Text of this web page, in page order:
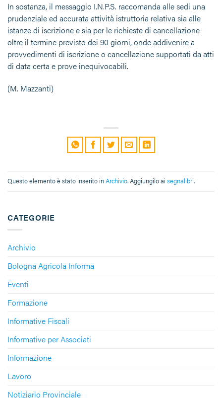
CATEGORIE
Archivio
Bologna Agricola Informa
Eventi
Formazione
Informative Fiscali
Informative per Associati
Informazione
Lavoro
Notiziario Provinciale
In sostanza, il messaggio I.N.P.S. raccomanda alle sedi una
prudenziale ed accurata attività istruttoria relativa sia alle
istanze di iscrizione e sia per le richieste di cancellazione
oltre il termine previsto dei 90 giorni, onde addivenire a
provvedimenti di iscrizione o cancellazione supportati da atti
di data certa e prove inequivocabili.
(M. Mazzanti)
Questo elemento è stato inserito inArchivio. Aggiungilo ai segnalibri.